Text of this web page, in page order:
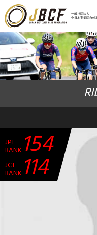
一般社団法人
全日本実業団自転
チ
JPT
RANK 154
JCT
RANK 114